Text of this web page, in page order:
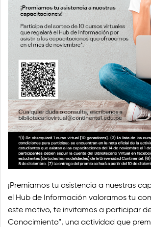
¡Premiamos tu asistencia a nuestras
el Hub de Información valoramos tu
este motivo, te invitamos a participar
Conocimiento”, una actividad que